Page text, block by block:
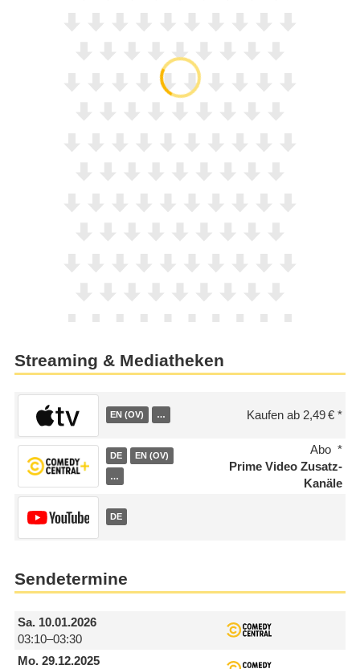
Streaming & Mediatheken
EN (OV) … Kaufen ab 2,49 €
DE EN (OV)
…
Abo
Prime Video Zusatz-
Kanäle
DE
Sendetermine
Sa.10.01.2026
03:10–03:30
Mo.29.12.2025